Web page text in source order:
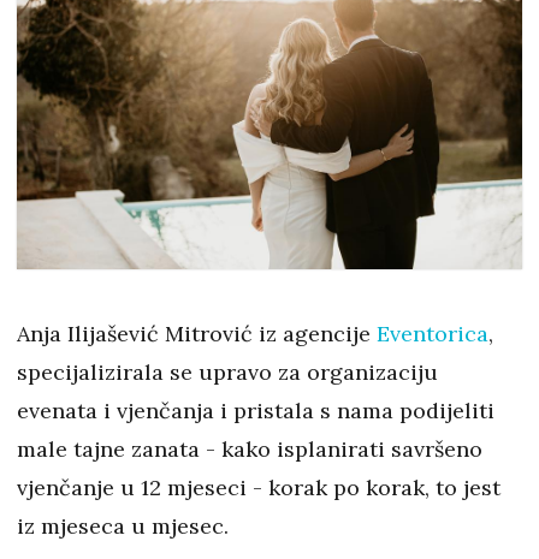
Anja Ilijašević Mitrović iz agencije Eventorica,
specijalizirala se upravo za organizaciju
evenata i vjenčanja i pristala s nama podijeliti
male tajne zanata - kako isplanirati savršeno
vjenčanje u 12 mjeseci - korak po korak, to jest
iz mjeseca u mjesec.